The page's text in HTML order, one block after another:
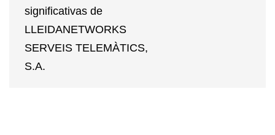
significativas de
LLEIDANETWORKS
SERVEIS TELEMÀTICS,
S.A.